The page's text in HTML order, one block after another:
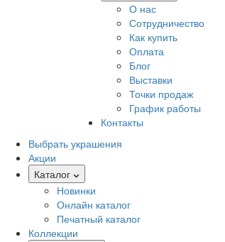
О нас
Сотрудничество
Как купить
Оплата
Блог
Выставки
Точки продаж
График работы
Контакты
Выбрать украшения
Акции
Каталог
Новинки
Онлайн каталог
Печатный каталог
Коллекции